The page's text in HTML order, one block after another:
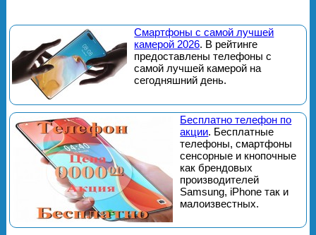
Смартфоны с самой лучшей
камерой 2026. В рейтинге
предоставлены телефоны с
самой лучшей камерой на
сегодняшний день.
Бесплатно телефон по
акции. Бесплатные
телефоны, смартфоны
сенсорные и кнопочные
как брендовых
производителей
Samsung, iPhone так и
малоизвестных.